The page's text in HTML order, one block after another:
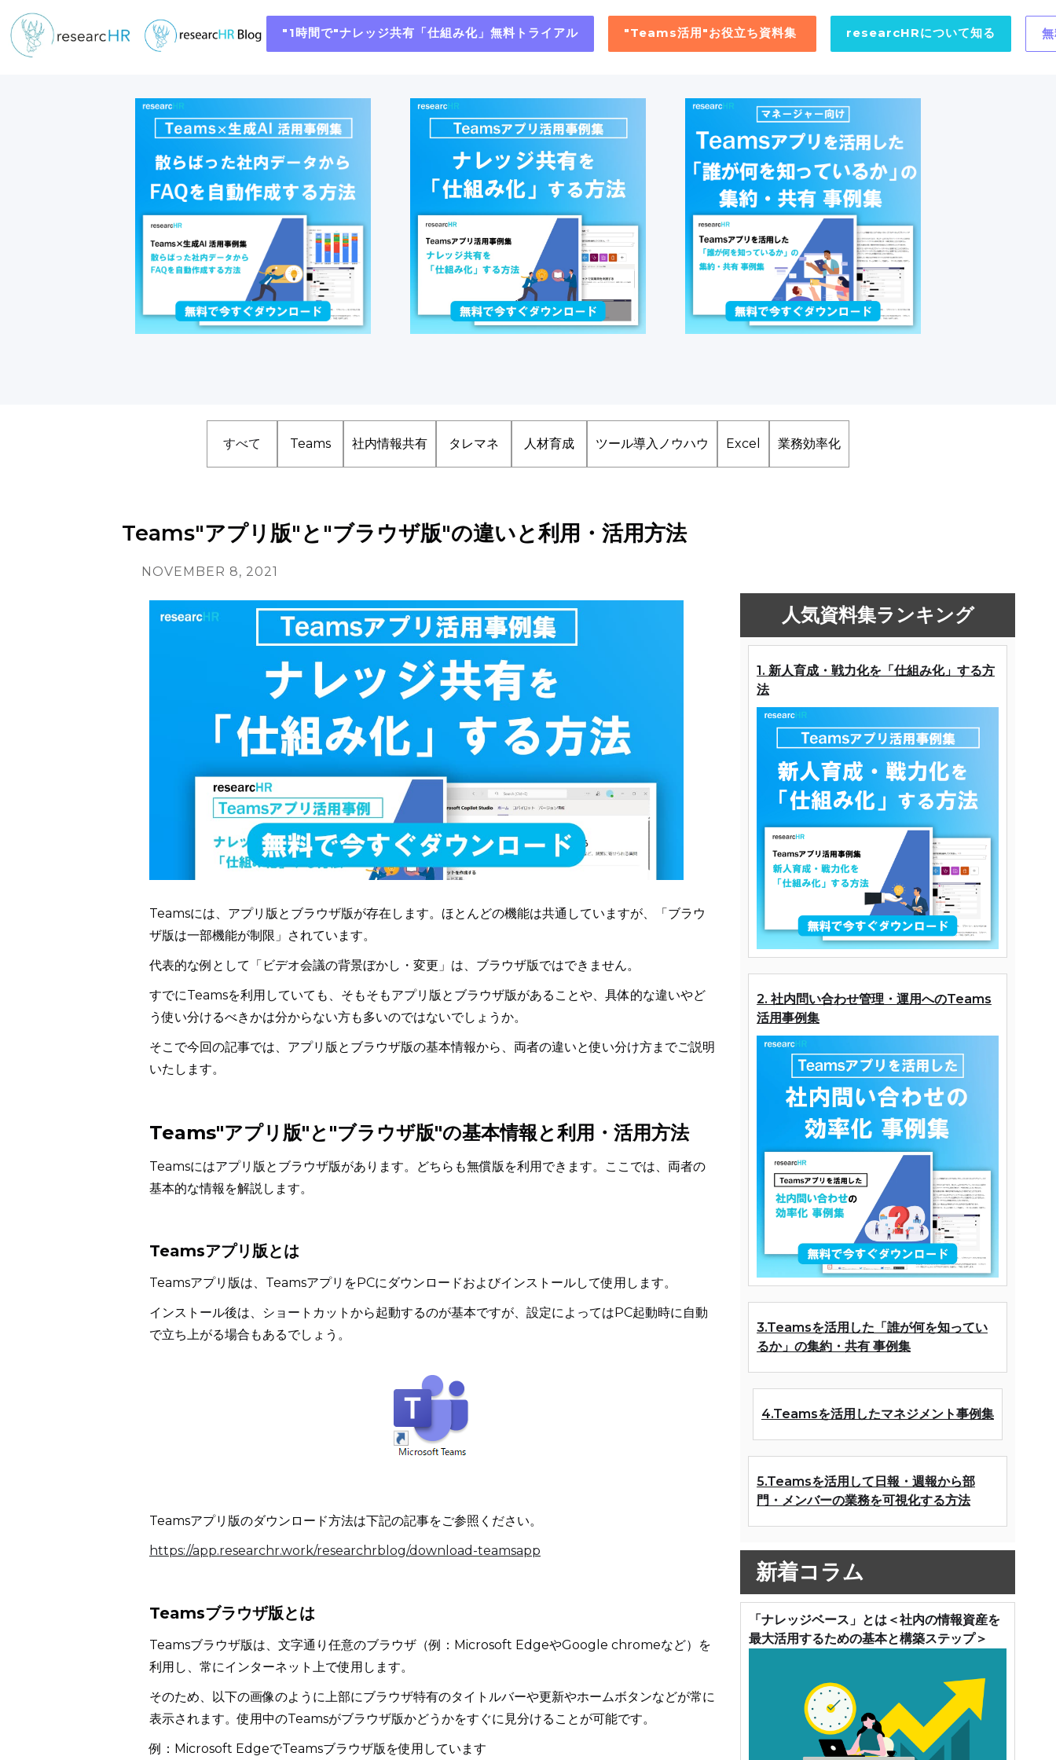
"1時間で"ナレッジ共有「仕組み化」無料トライアル "Teams活用"お役立ち資料集 researcHRについて知る
すべて Teams 社内情報共有 タレマネ 人材育成 ツール導入ノウハウ Excel 業務効率化
Teams"アプリ版"と"ブラウザ版"の違いと利用・活用方法
NOVEMBER 8, 2021
Teamsには、アプリ版とブラウザ版が存在します。ほとんどの機能は共通していますが、「ブラウ
ザ版は一部機能が制限」されています。
代表的な例として「ビデオ会議の背景ぼかし・変更」は、ブラウザ版ではできません。
すでにTeamsを利用していても、そもそもアプリ版とブラウザ版があることや、具体的な違いやど
う使い分けるべきかは分からない方も多いのではないでしょうか。
そこで今回の記事では、アプリ版とブラウザ版の基本情報から、両者の違いと使い分け方までご説明
いたします。
Teams"アプリ版"と"ブラウザ版"の基本情報と利用・活用方法
Teamsにはアプリ版とブラウザ版があります。どちらも無償版を利用できます。ここでは、両者の
基本的な情報を解説します。
Teamsアプリ版とは
Teamsアプリ版は、TeamsアプリをPCにダウンロードおよびインストールして使用します。
インストール後は、ショートカットから起動するのが基本ですが、設定によってはPC起動時に自動
で立ち上がる場合もあるでしょう。
Teamsアプリ版のダウンロード方法は下記の記事をご参照ください。
https://app.researchr.work/researchrblog/download-teamsapp
Teamsブラウザ版とは
Teamsブラウザ版は、文字通り任意のブラウザ（例：Microsoft EdgeやGoogle chromeなど）を
利用し、常にインターネット上で使用します。
そのため、以下の画像のように上部にブラウザ特有のタイトルバーや更新やホームボタンなどが常に
表示されます。使用中のTeamsがブラウザ版かどうかをすぐに見分けることが可能です。
例：Microsoft EdgeでTeamsブラウザ版を使用しています
人気資料集ランキング
1. 新人育成・戦力化を「仕組み化」する方
法
2. 社内問い合わせ管理・運用へのTeams
活用事例集
3.Teamsを活用した「誰が何を知ってい
るか」の集約・共有 事例集
4.Teamsを活用したマネジメント事例集
5.Teamsを活用して日報・週報から部
門・メンバーの業務を可視化する方法
新着コラム
「ナレッジベース」とは＜社内の情報資産を
最大活用するための基本と構築ステップ＞